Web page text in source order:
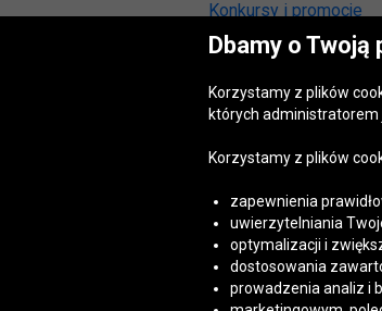
Konkursy i promocje
Odstąpienie od
Reklamacja
Opinie o oponach
Akt o usługach
Dostępność cyfrowa
Dbamy o Twoją
Korzystamy z plików
których administratorem
Korzystamy z plików
zapewnienia
uwierzytelniania
optymalizacji i
dostosowania
prowadzenia analiz i